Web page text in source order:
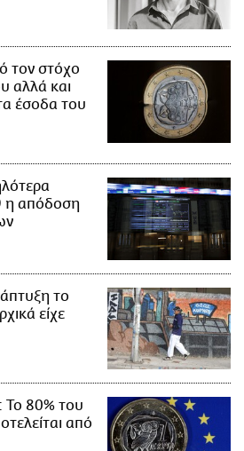
τον στόχο
αλλά και
έσοδα του
η απόδοση
το
είχε
Το 80% του
από